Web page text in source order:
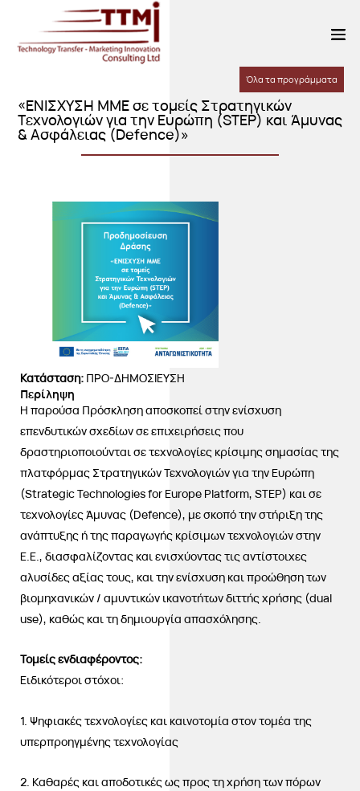
Όλα τα προγράμματα
«ΕΝΙΣΧΥΣΗ ΜΜΕ σε τομείς Στρατηγικών
Τεχνολογιών για την Ευρώπη (STEP) και Άμυνας
& Ασφάλειας (Defence)»
Κατάσταση: ΠΡΟ-ΔΗΜΟΣΙΕΥΣΗ
Περίληψη
Η παρούσα Πρόσκληση αποσκοπεί στην ενίσχυση
επενδυτικών σχεδίων σε επιχειρήσεις που
δραστηριοποιούνται σε τεχνολογίες κρίσιμης σημασίας της
πλατφόρμας Στρατηγικών Τεχνολογιών για την Ευρώπη
(Strategic Technologies for Europe Platform, STEP) και σε
τεχνολογίες Άμυνας (Defence), με σκοπό την στήριξη της
ανάπτυξης ή της παραγωγής κρίσιμων τεχνολογιών στην
Ε.Ε., διασφαλίζοντας και ενισχύοντας τις αντίστοιχες
αλυσίδες αξίας τους, και την ενίσχυση και προώθηση των
βιομηχανικών / αμυντικών ικανοτήτων διττής χρήσης (dual
use), καθώς και τη δημιουργία απασχόλησης.
Τομείς ενδιαφέροντος:
Ειδικότεροι στόχοι:
1. Ψηφιακές τεχνολογίες και καινοτομία στον τομέα της
υπερπροηγμένης τεχνολογίας
2. Καθαρές και αποδοτικές ως προς τη χρήση των πόρων